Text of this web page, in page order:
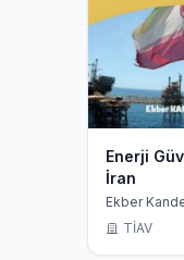
Enerji
İran
Ekber
TİAV